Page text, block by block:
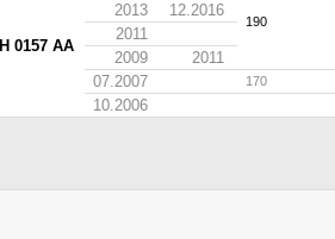
0157 AA
190
2013
12.2016
2011
2009
2011
07.2007 170
10.2006